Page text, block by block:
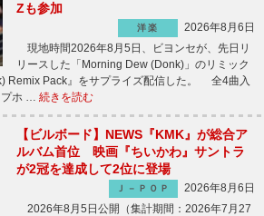
Zも参加
洋楽
2026年8月6日
現地時間2026年8月5日、ビヨンセが、先日リ
リースした「Morning Dew (Donk)」のリミック
Remix Pack』をサプライズ配信した。 全4曲入
プホ … 続きを読む
【ビルボード】NEWS『KMK』が総合ア
ルバム首位 映画『ちいかわ』サントラ
が2冠を達成して2位に登場
Ｊ－ＰＯＰ
2026年8月6日
2026年8月5日公開（集計期間：2026年7月27